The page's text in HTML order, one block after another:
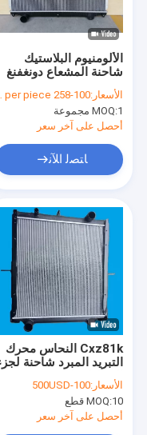
الألومنيوم البلاستيك
شاحنة المشعاع دونغفنغ
تيانجين المركبات التجارية
الأسعار:100-258 USD per piece
MOQ:1 مجموعة
أحصل على آخر سعر
ﺎﺘﺼﻟ ﺍﻶﻧ
Cxz81k النحاس محرك
التبريد المبرد شاحنة
السيارات ايسوزو
الأسعار:100-500USD
MOQ:10 قطع
أحصل على آخر سعر